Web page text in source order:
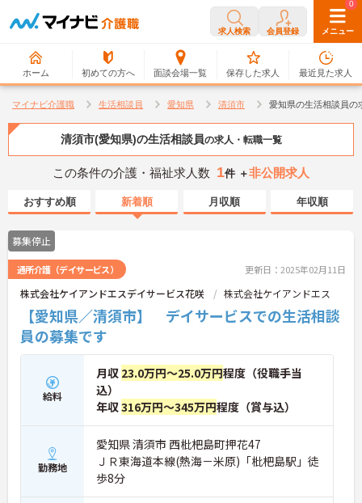
求人検索 会員登録 メニュー
ホーム 初めての方へ 面談会場一覧
0
保存した求人
0
最近見た求人
マイナビ介護職 生活相談員 愛知県 清須市 愛知県の生活相談員の
清須市(愛知県)の生活相談員の求人・転職一覧
この条件の介護・福祉求人数 1件 ＋非公開求人
おすすめ順 新着順 月収順 年収順
募集停止
通所介護（デイサービス） 更新日：2025年02月11日
株式会社ケイアンドエスデイサービス花咲 株式会社ケイアンドエス
【愛知県／清須市】 デイサービスでの生活相談
員の募集です
給料
月収 23.0万円～25.0万円程度（役職手当
込）
年収316万円～345万円程度（賞与込）
勤務地
愛知県 清須市 西枇杷島町押花47
ＪＲ東海道本線(熱海－米原)「枇杷島駅」徒
歩8分